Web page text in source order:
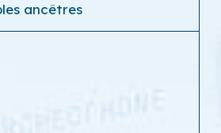
ancêtres